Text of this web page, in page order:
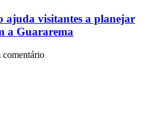
ajuda visitantes a planejar
a Guararema
comentário